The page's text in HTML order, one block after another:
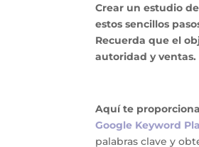
Crear un estudio
estos sencillos
Recuerda que el
autoridad y ventas.
Aquí te
Google Keyword
palabras clave y